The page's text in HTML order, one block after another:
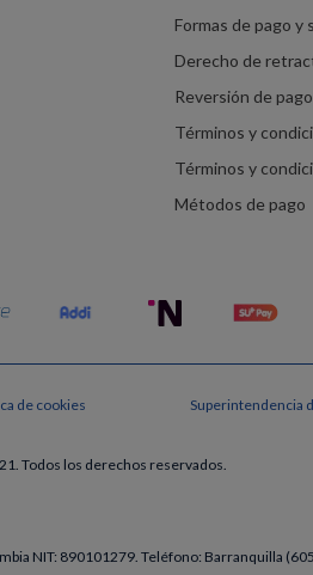
Formas de pago y
Derecho de
Reversión de
Términos y
Términos y
Métodos de pago
de cookies Superintendencia
Todos los derechos reservados.
NIT: 890101279. Teléfono: Barranquilla